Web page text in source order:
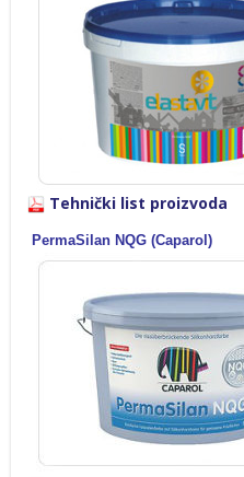
Tehnički list proizvoda
PermaSilan NQG (Caparol)